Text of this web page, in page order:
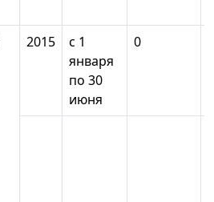
2015
с 1
января
по 30
июня
0